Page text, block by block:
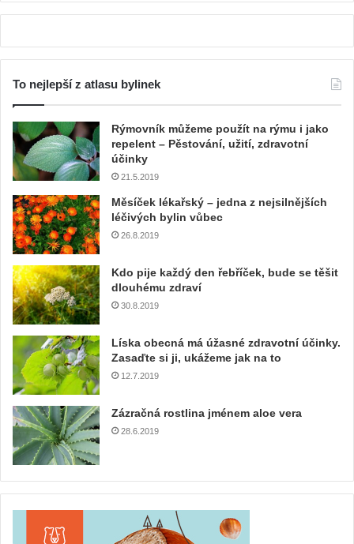
To nejlepší z atlasu bylinek
Rýmovník můžeme použít na rýmu i jako
repelent – Pěstování, užití, zdravotní
účinky
21.5.2019
Měsíček lékařský – jedna z nejsilnějších
léčivých bylin vůbec
26.8.2019
Kdo pije každý den řebříček, bude se těšit
dlouhému zdraví
30.8.2019
Líska obecná má úžasné zdravotní účinky.
Zasaďte si ji, ukážeme jak na to
12.7.2019
Zázračná rostlina jménem aloe vera
28.6.2019